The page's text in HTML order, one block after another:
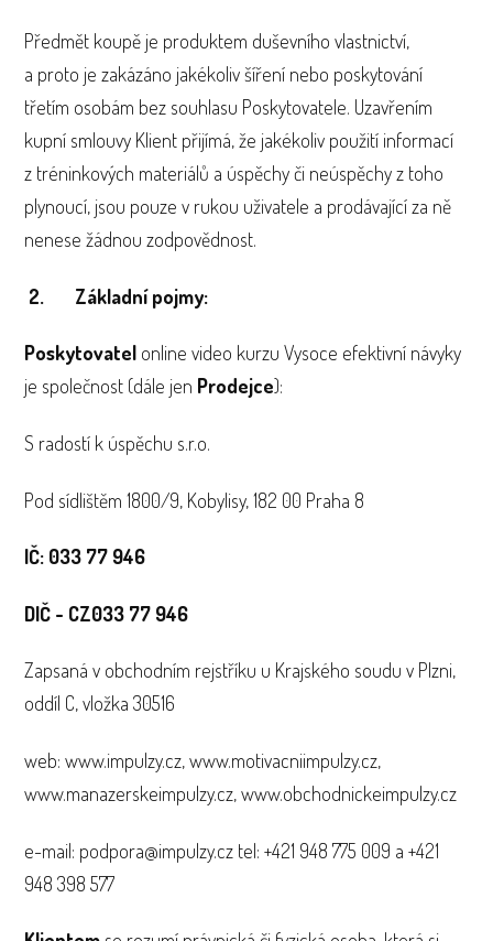
Předmět koupě je produktem duševního vlastnictví,
a proto je zakázáno jakékoliv šíření nebo poskytování
třetím osobám bez souhlasu Poskytovatele. Uzavřením
kupní smlouvy Klient přijímá, že jakékoliv použití informací
z tréninkových materiálů a úspěchy či neúspěchy z toho
plynoucí, jsou pouze v rukou uživatele a prodávající za ně
nenese žádnou zodpovědnost.
2. Základní pojmy:
Poskytovatel online video kurzu Vysoce efektivní návyky
je společnost (dále jen Prodejce):
S radostí k úspěchu s.r.o.
Pod sídlištěm 1800/9, Kobylisy, 182 00 Praha 8
IČ: 033 77 946
DIČ - CZ033 77 946
Zapsaná v obchodním rejstříku u Krajského soudu v Plzni,
oddíl C, vložka 30516
web: www.impulzy.cz, www.motivacniimpulzy.cz,
www.manazerskeimpulzy.cz, www.obchodnickeimpulzy.cz
e-mail: podpora@impulzy.cz tel: +421 948 775 009 a +421
948 398 577